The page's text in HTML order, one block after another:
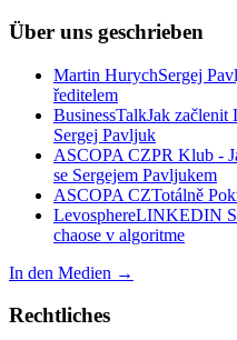
Über uns geschrieben
Martin HurychSergej
ředitelem
BusinessTalkJak začlenit
Sergej Pavljuk
ASCOPA CZPR Klub -
se Sergejem Pavljukem
ASCOPA CZTotálně
LevosphereLINKEDIN
chaose v algoritme
In den Medien →
Rechtliches